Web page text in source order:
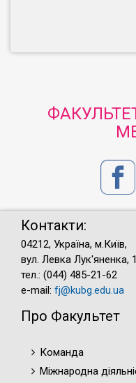
Контакти:
04212, Україна, м.Київ,
вул. Левка Лук'яненка,
тел.: (044) 485-21-62
e-mail: fj@kubg.edu.ua
Про Факультет
Команда
Міжнародна